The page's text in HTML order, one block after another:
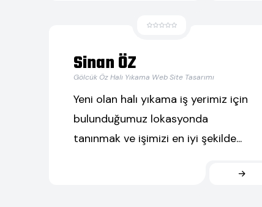
Sinan ÖZ
Gölcük Öz Halı Yıkama Web Site Tasarımı
Yeni olan halı yıkama iş yerimiz için
bulunduğumuz lokasyonda
tanınmak ve işimizi en iyi şekilde...